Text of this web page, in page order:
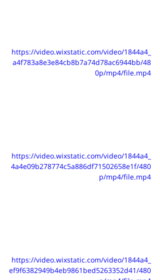
https://video.wixstatic.com/video/1844a4_
a4f783a8e3e84cb8b7a74d78ac6944bb/48
0p/mp4/file.mp4
https://video.wixstatic.com/video/1844a4_
4a4e09b278774c5a886df71502658e1f/480
p/mp4/file.mp4
https://video.wixstatic.com/video/1844a4_
ef9f6382949b4eb9861bed5263352d41/480